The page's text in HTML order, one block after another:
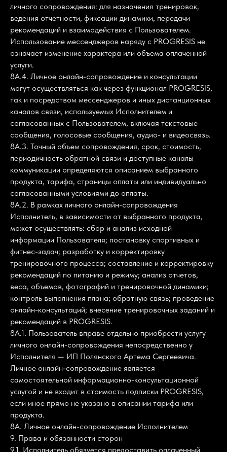
личного сопровождения: для назначения тренировок,
ведения отчетности, фиксации динамики, передачи
рекомендаций и взаимодействия с Пользователем.
Использование мессенджеров наряду с PROGRESIS не
означает изменение характера или объема оплаченной
услуги.
8А.4. Личное онлайн-сопровождение и консультации
могут осуществляться как через функционал PROGRESIS,
так и посредством мессенджеров и иных дистанционных
каналов связи, используемых Исполнителем и
согласованных с Пользователем, включая текстовые
сообщения, голосовые сообщения, аудио- и видеосвязь.
8А.3. Точный объем сопровождения, срок, стоимость,
периодичность обратной связи и доступные каналы
коммуникации определяются описанием выбранного
продукта, тарифа, страницы оплаты или индивидуально
согласованными условиями до оплаты.
8А.2. В рамках личного онлайн-сопровождения
Исполнитель, в зависимости от выбранного продукта,
может осуществлять: сбор и анализ исходной
информации Пользователя; постановку спортивных и
фитнес-задач; разработку и корректировку
тренировочного процесса; составление и корректировку
рекомендаций по питанию и режиму; анализ отчетов,
веса, объемов, фотографий и тренировочной динамики;
контроль выполнения плана; обратную связь; проведение
онлайн-консультаций; внесение тренировочных заданий и
рекомендаций в PROGRESIS.
8А.1. Пользователь вправе отдельно приобрести услугу
личного онлайн-сопровождения непосредственно у
Исполнителя — ИП Полянского Артема Сергеевича.
Личное онлайн-сопровождение является
самостоятельной информационно-консультационной
услугой и не входит в стоимость подписки PROGRESIS,
если иное прямо не указано в описании тарифа или
продукта.
8А. Личное онлайн-сопровождение Исполнителем
9. Права и обязанности сторон
9.1. Исполнитель обязуется предоставить оплаченный